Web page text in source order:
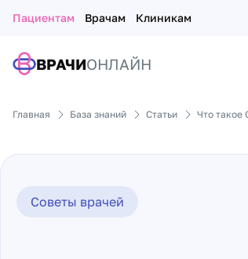
Пациентам Врачам Клиникам
ВРАЧИОНЛАЙН
Главная База знаний Статьи Что такое
Советы врачей